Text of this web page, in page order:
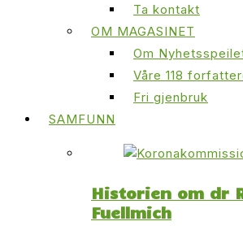
Ta kontakt
OM MAGASINET
Om
Våre 118
Fri gjenbruk
SAMFUNN
Historien om dr
Fuellmich